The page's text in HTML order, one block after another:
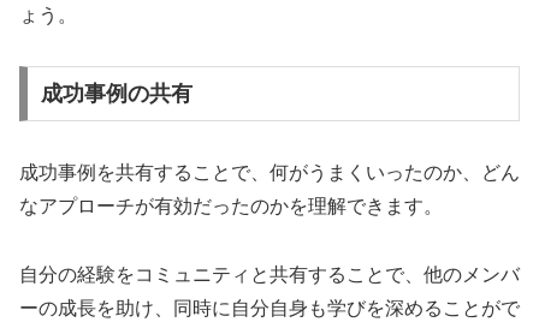
ょう。
成功事例の共有
成功事例を共有することで、何がうまくいったのか、どん
なアプローチが有効だったのかを理解できます。
自分の経験をコミュニティと共有することで、他のメンバ
ーの成長を助け、同時に自分自身も学びを深めることがで